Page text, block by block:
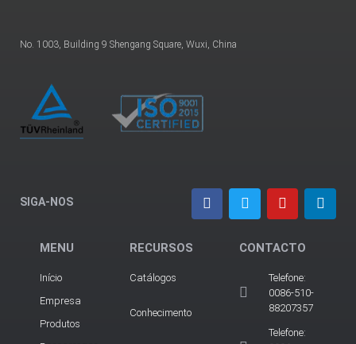
No. 1003, Building 9 Shengang Square, Wuxi, China
SIGA-NOS
MENU
Início
Empresa
Produtos
RECURSOS
Catálogos
Conhecimento
CONTACTO
Telefone:
0086-510-
88207357
Telefone: